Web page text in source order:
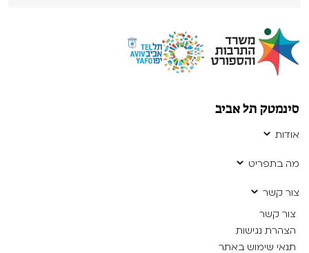
סינמטק תל אביב
אודות
מה בתפריט
צור קשר
צור קשר
הצהרת נגישות
תנאי שימוש באתר